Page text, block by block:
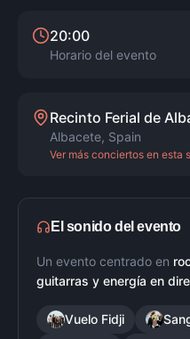
20:00
Horario del evento
Recinto Ferial de
Albacete, Spain
Ver más conciertos en esta
El sonido del evento
Un evento centrado en
guitarras y energía en
Vuelo Fidji